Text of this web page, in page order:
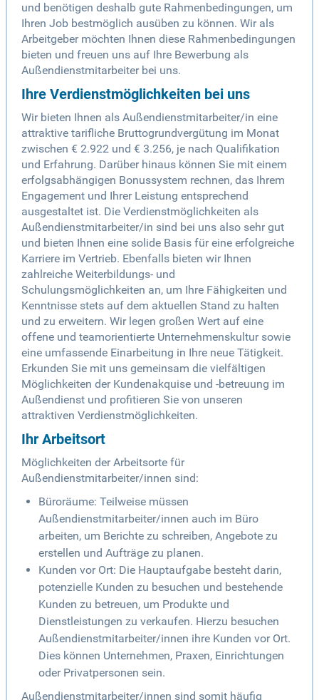
und benötigen deshalb gute Rahmenbedingungen, um
Ihren Job bestmöglich ausüben zu können. Wir als
Arbeitgeber möchten Ihnen diese Rahmenbedingungen
bieten und freuen uns auf Ihre Bewerbung als
Außendienstmitarbeiter bei uns.
Ihre Verdienstmöglichkeiten bei uns
Wir bieten Ihnen als Außendienstmitarbeiter/in eine
attraktive tarifliche Bruttogrundvergütung im Monat
zwischen € 2.922 und € 3.256, je nach Qualifikation
und Erfahrung. Darüber hinaus können Sie mit einem
erfolgsabhängigen Bonussystem rechnen, das Ihrem
Engagement und Ihrer Leistung entsprechend
ausgestaltet ist. Die Verdienstmöglichkeiten als
Außendienstmitarbeiter/in sind bei uns also sehr gut
und bieten Ihnen eine solide Basis für eine erfolgreiche
Karriere im Vertrieb. Ebenfalls bieten wir Ihnen
zahlreiche Weiterbildungs- und
Schulungsmöglichkeiten an, um Ihre Fähigkeiten und
Kenntnisse stets auf dem aktuellen Stand zu halten
und zu erweitern. Wir legen großen Wert auf eine
offene und teamorientierte Unternehmenskultur sowie
eine umfassende Einarbeitung in Ihre neue Tätigkeit.
Erkunden Sie mit uns gemeinsam die vielfältigen
Möglichkeiten der Kundenakquise und -betreuung im
Außendienst und profitieren Sie von unseren
attraktiven Verdienstmöglichkeiten.
Ihr Arbeitsort
Möglichkeiten der Arbeitsorte für
Außendienstmitarbeiter/innen sind:
Büroräume: Teilweise müssen
Außendienstmitarbeiter/innen auch im Büro
arbeiten, um Berichte zu schreiben, Angebote zu
erstellen und Aufträge zu planen.
Kunden vor Ort: Die Hauptaufgabe besteht darin,
potenzielle Kunden zu besuchen und bestehende
Kunden zu betreuen, um Produkte und
Dienstleistungen zu verkaufen. Hierzu besuchen
Außendienstmitarbeiter/innen ihre Kunden vor Ort.
Dies können Unternehmen, Praxen, Einrichtungen
oder Privatpersonen sein.
Außendienstmitarbeiter/innen sind somit häufig